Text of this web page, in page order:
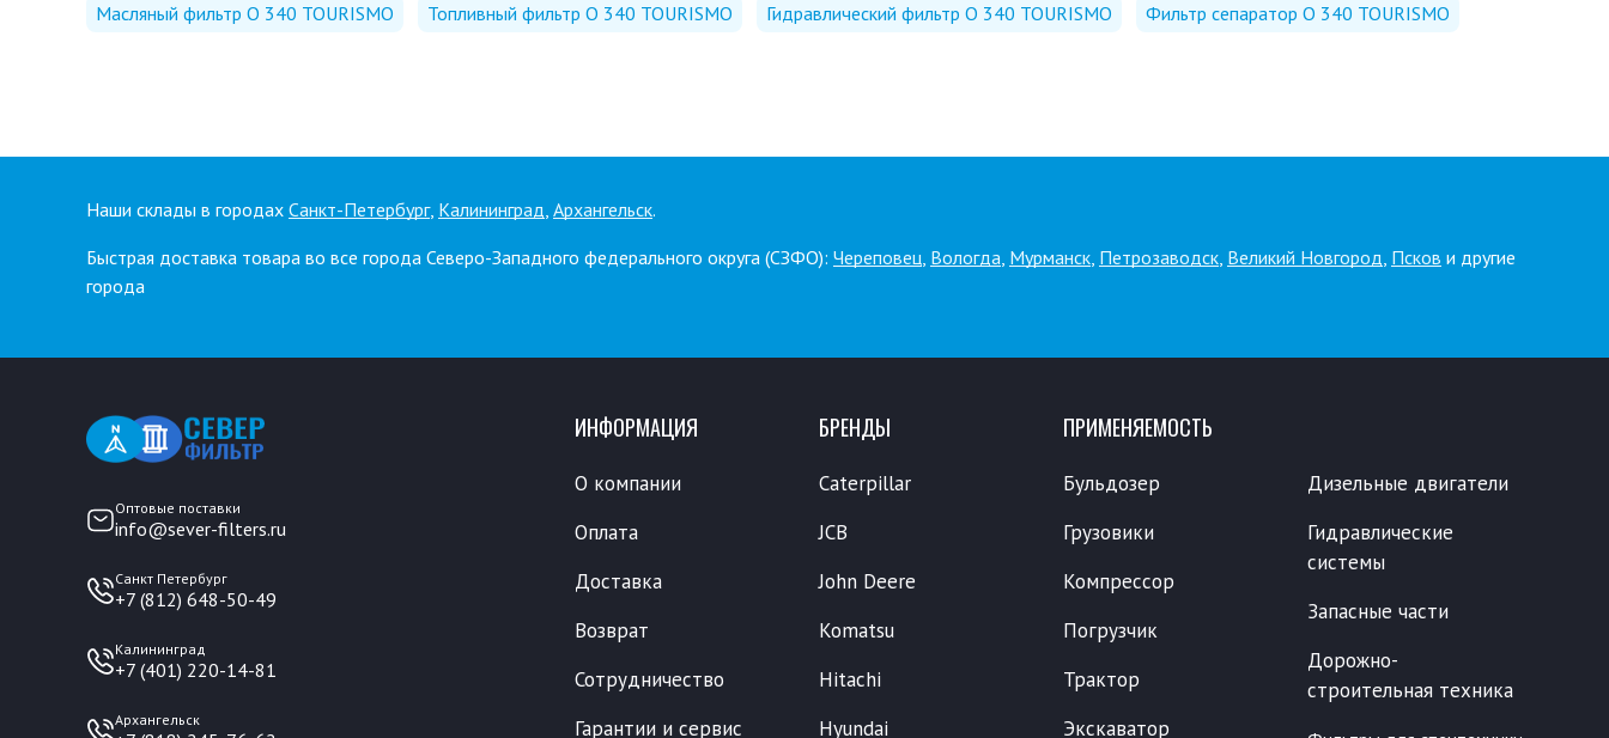
Масляный фильтр O 340 TOURISMO Топливный фильтр O 340 TOURISMO Гидравлический фильтр O 340 TOURISMO Фильтр сепаратор O 340 TOURISMO
Наши склады в городах Санкт-Петербург, Калининград, Архангельск.
Быстрая доставка товара во все города Северо-Западного федерального округа (СЗФО): Череповец, Вологда, Мурманск, Петрозаводск, Великий Новгород, Псков и другие
города
Оптовые поставки
info@sever-filters.ru
Санкт Петербург
+7 (812) 648-50-49
Калининград
+7 (401) 220-14-81
Архангельск
ИНФОРМАЦИЯ
О компании
Оплата
Доставка
Возврат
Сотрудничество
Гарантии и сервис
БРЕНДЫ
Caterpillar
JCB
John Deere
Komatsu
Hitachi
Hyundai
ПРИМЕНЯЕМОСТЬ
Бульдозер
Грузовики
Компрессор
Погрузчик
Трактор
Экскаватор
Дизельные двигатели
Гидравлические
системы
Запасные части
Дорожно-
строительная техника